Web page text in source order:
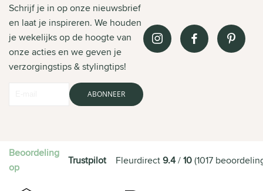
Schrijf je in op onze nieuwsbrief
en laat je inspireren. We houden
je wekelijks op de hoogte van
onze acties en we geven je
verzorgingstips & stylingtips!
ABONNEER
Beoordeling
op
Trustpilot Fleurdirect9.4/10(1017